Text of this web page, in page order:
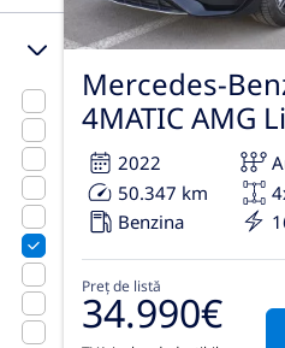
Mercedes-
4MATIC AMG
2022
50.347 km
Benzina
Preț de listă
34.990€